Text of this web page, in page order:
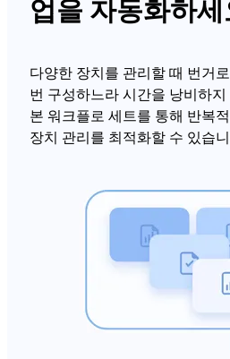
업을 자동화하세
다양한 장치를 관리할 때 번거
번 구성하느라 시간을 낭비하
본 워크플로 세트를 통해 반복
장치 관리를 최적화할 수 있습